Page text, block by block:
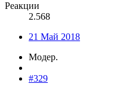
Реакции
2.568
21 Май 2018
Модер.
#329